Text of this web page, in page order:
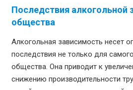
Последствия алкогольной
общества
Алкогольная зависимость несет
последствия не только для
общества. Она приводит к
снижению производительности